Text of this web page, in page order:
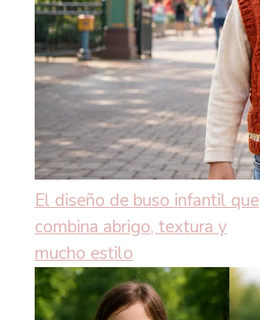
El diseño de buso infantil que
combina abrigo, textura y
mucho estilo